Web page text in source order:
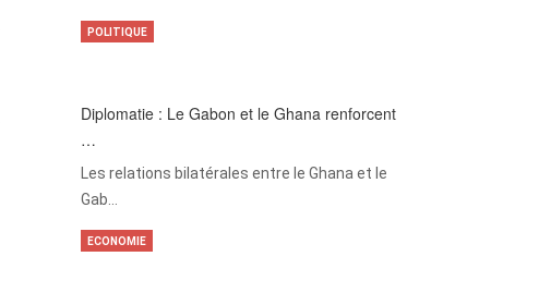
Diplomatie : Le Gabon et le Ghana renforcent
…
Les relations bilatérales entre le Ghana et le
Gab…
POLITIQUE
ECONOMIE